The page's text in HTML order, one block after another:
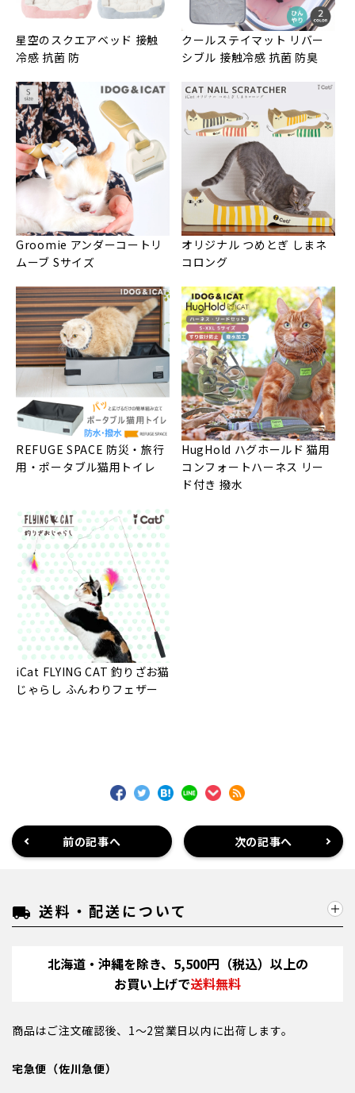
星空のスクエアベッド 接触
冷感 抗菌 防
クールステイマット リバー
シブル 接触冷感 抗菌 防臭
Groomie アンダーコートリ
ムーブ Sサイズ
オリジナル つめとぎ しまネ
コロング
REFUGE SPACE 防災・旅行
用・ポータブル猫用トイレ
HugHold ハグホールド 猫用
コンフォートハーネス リー
ド付き 撥水
iCat FLYING CAT 釣りざお猫
じゃらし ふんわりフェザー
前の記事へ 次の記事へ
local_shipping 送料・配送について
北海道・沖縄を除き、5,500円（税込）以上の
お買い上げで送料無料
商品はご注文確認後、1～2営業日以内に出荷します。
宅急便（佐川急便）